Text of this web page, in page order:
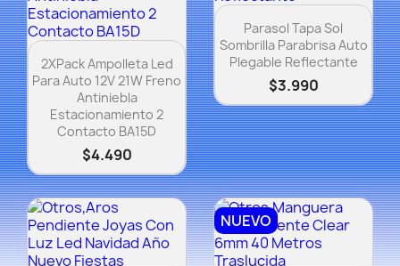
Vista rápida
2XPack Ampolleta Led
Para Auto 12V 21W Freno
Antiniebla
Estacionamiento 2
Contacto BA15D
$4.490
Vista rápida
Parasol Tapa Sol
Sombrilla Parabrisa Auto
Plegable Reflectante
$3.990
NUEVO